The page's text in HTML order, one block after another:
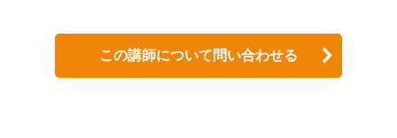
この講師について問い合わせる